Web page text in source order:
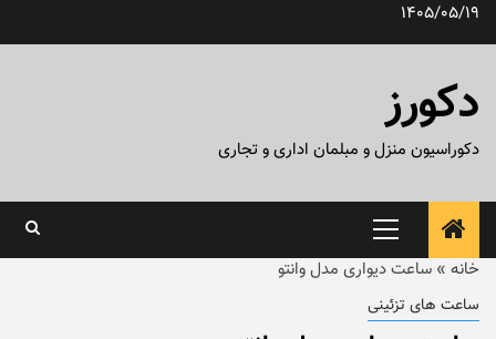
پرش1405/05/19
دکورز
دکوراسیون منزل و مبلمان اداری و تجاری
منوی
اصلی
خانه » ساعت دیواری مدل وانتو
ساعت های تزئینی